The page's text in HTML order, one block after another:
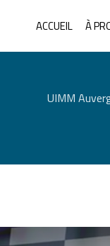
ACCUEIL À
UIMM